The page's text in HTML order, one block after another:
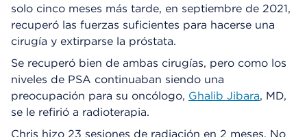
solo cinco meses más tarde, en septiembre de 2021,
recuperó las fuerzas suficientes para hacerse una
cirugía y extirparse la próstata.
Se recuperó bien de ambas cirugías, pero como los
niveles de PSA continuaban siendo una
preocupación para su oncólogo, Ghalib Jibara, MD,
se le refirió a radioterapia.
Chris hizo 23 sesiones de radiación en 2 meses. No